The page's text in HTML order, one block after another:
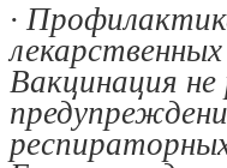
·
Вакцинация